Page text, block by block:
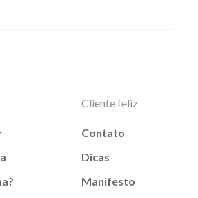
Cliente feliz
Contato
Dicas
Manifesto